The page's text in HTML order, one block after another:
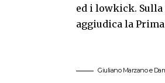
ed i lowkick.
aggiudica la
Giuliano Marzano e